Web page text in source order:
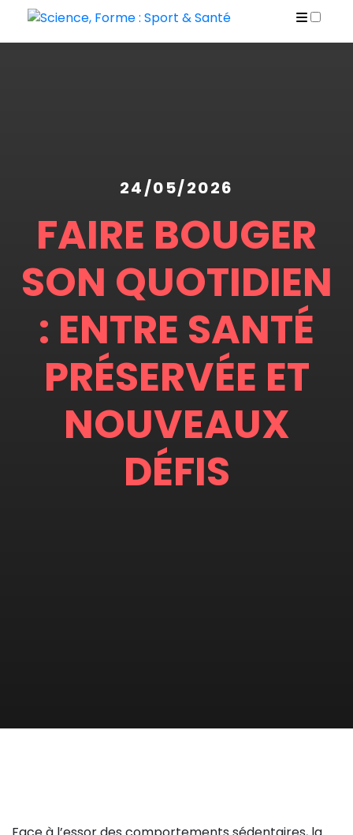
PUBLICATIONS
24/05/2026
FAIRE BOUGER
SON QUOTIDIEN
: ENTRE SANTÉ
PRÉSERVÉE ET
NOUVEAUX
DÉFIS